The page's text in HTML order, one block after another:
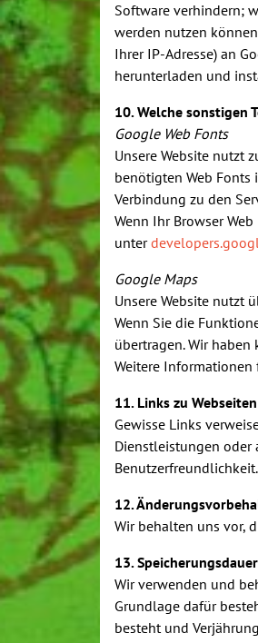
Software verhindern;
werden nutzen
Ihrer IP-Adresse) an
herunterladen und
10. Welche sonstigen
Google Web Fonts
Unsere Website nutzt
benötigten Web Fonts
Verbindung zu den
Wenn Ihr Browser
unter
Google Maps
Unsere Website nutzt
Wenn Sie die
übertragen. Wir
Weitere
11. Links zu
Gewisse Links
Dienstleistungen
12.
Wir behalten uns vor,
13. Speicherungsdauer
Wir verwenden und
Grundlage dafür
besteht und